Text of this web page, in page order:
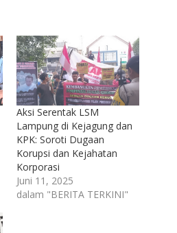
Aksi Serentak LSM
Lampung di Kejagung dan
KPK: Soroti Dugaan
Korupsi dan Kejahatan
Korporasi
Juni 11, 2025
dalam "BERITA TERKINI"